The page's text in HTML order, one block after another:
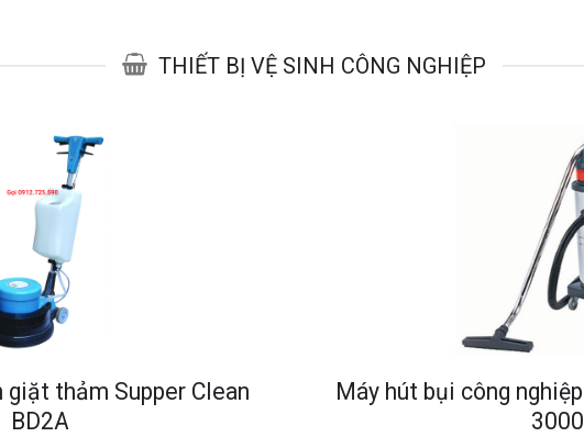
THIẾT BỊ VỆ SINH CÔNG NGHIỆP
giặt thảm Supper Clean
BD2A
Máy hút bụi công